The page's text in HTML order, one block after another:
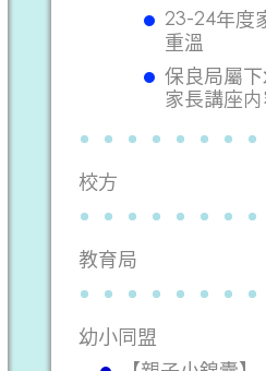
23-24年度
重溫
保良局屬
家長講座
校方
教育局
幼小同盟